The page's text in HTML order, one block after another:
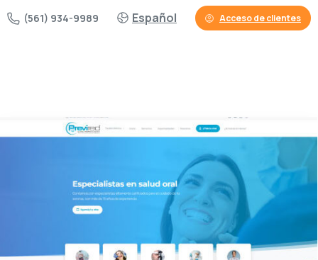
(561) 934-9989 Español Acceso de clientes